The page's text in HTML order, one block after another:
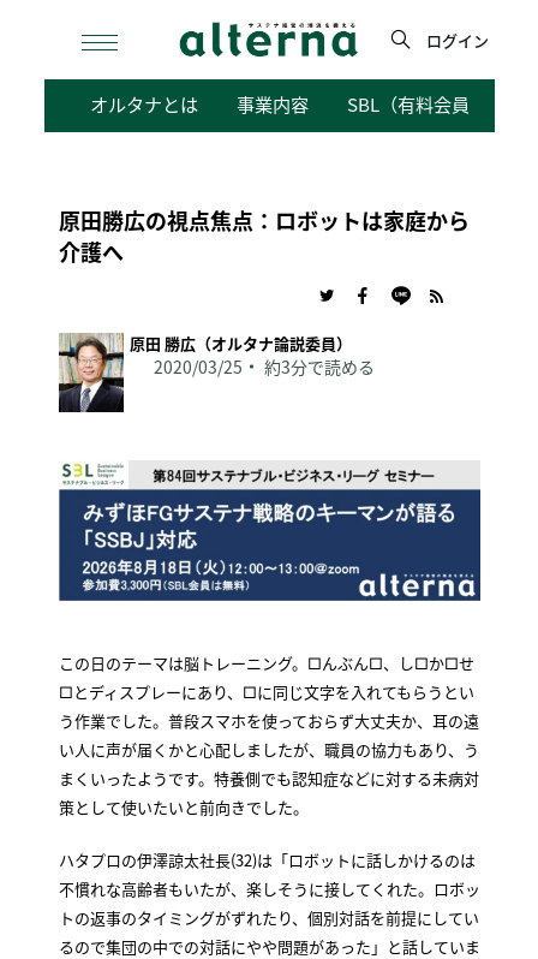
検
ログイン
オルタナとは 事業内容 SBL（有料会員向けサ
原田勝広の視点焦点：ロボットは家庭から
介護へ
原田 勝広（オルタナ論説委員）
2020/03/25 約3分で読める
この日のテーマは脳トレーニング。□んぶん□、し□か□せ
□とディスプレーにあり、□に同じ文字を入れてもらうとい
う作業でした。普段スマホを使っておらず大丈夫か、耳の遠
い人に声が届くかと心配しましたが、職員の協力もあり、う
まくいったようです。特養側でも認知症などに対する未病対
策として使いたいと前向きでした。
ハタプロの伊澤諒太社長(32)は「ロボットに話しかけるのは
不慣れな高齢者もいたが、楽しそうに接してくれた。ロボッ
トの返事のタイミングがずれたり、個別対話を前提にしてい
るので集団の中での対話にやや問題があった」と話していま